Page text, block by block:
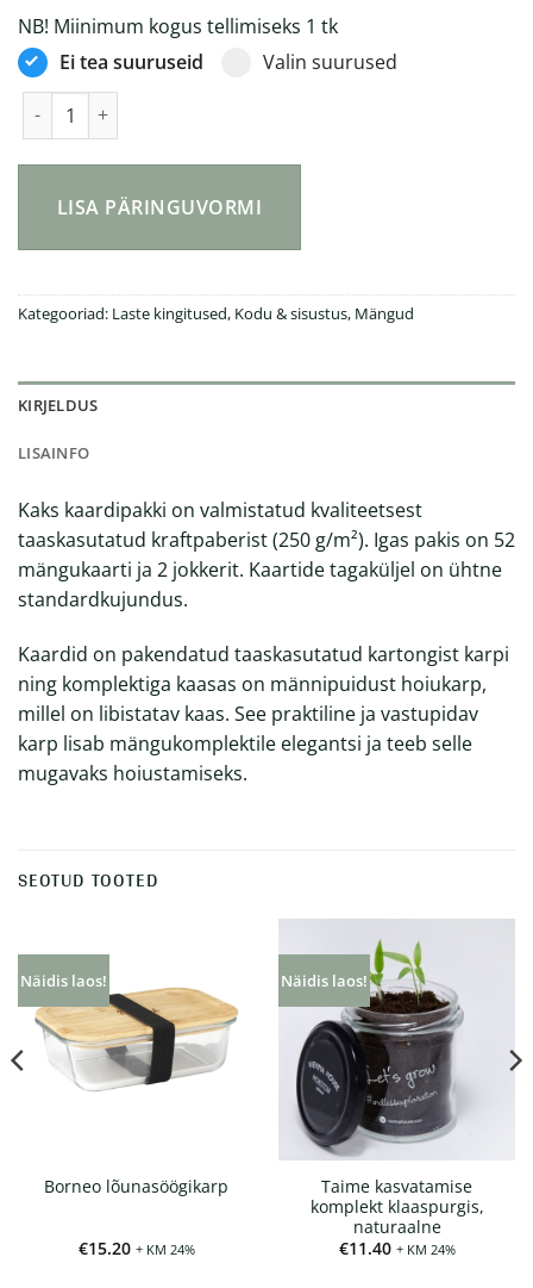
NB! Miinimum kogus tellimiseks 1 tk
Ei tea suuruseid
Valin suurused
LISA PÄRINGUVORMI
Kategooriad: Laste kingitused, Kodu & sisustus, Mängud
KIRJELDUS
LISAINFO
Kaks kaardipakki on valmistatud kvaliteetsest
taaskasutatud kraftpaberist (250 g/m²). Igas pakis on 52
mängukaarti ja 2 jokkerit. Kaartide tagaküljel on ühtne
standardkujundus.
Kaardid on pakendatud taaskasutatud kartongist karpi
ning komplektiga kaasas on männipuidust hoiukarp,
millel on libistatav kaas. See praktiline ja vastupidav
karp lisab mängukomplektile elegantsi ja teeb selle
mugavaks hoiustamiseks.
SEOTUD TOOTED
Näidis laos!
Borneo lõunasöögikarp
€15.20 + KM 24%
Näidis laos!
Taime kasvatamise
komplekt klaaspurgis,
naturaalne
€11.40 + KM 24%